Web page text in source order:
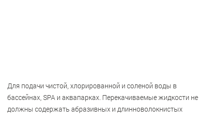
Для подачи чистой, хлорированной и соленой воды в
бассейнах, SPA и аквапарках. Перекачиваемые жидкости не
должны содержать абразивных и длинноволокнистых